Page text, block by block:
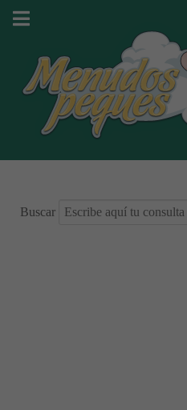
Buscar